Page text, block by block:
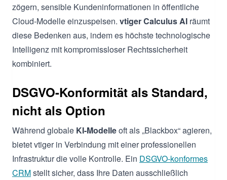
zögern, sensible Kundeninformationen in öffentliche
Cloud-Modelle einzuspeisen. vtiger Calculus AI räumt
diese Bedenken aus, indem es höchste technologische
Intelligenz mit kompromissloser Rechtssicherheit
kombiniert.
DSGVO-Konformität als Standard,
nicht als Option
Während globale KI-Modelleoft als „Blackbox“ agieren,
bietet vtiger in Verbindung mit einer professionellen
Infrastruktur die volle Kontrolle. Ein DSGVO-konformes
CRMstellt sicher, dass Ihre Daten ausschließlich